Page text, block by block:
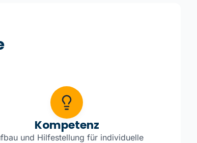
Kompetenz
und Hilfestellung für individuelle